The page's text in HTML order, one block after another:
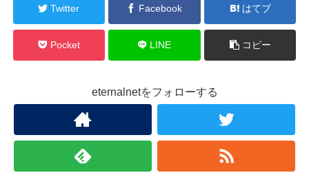
Twitter Facebook はてブ
Pocket LINE コピー
eternalnetをフォローする